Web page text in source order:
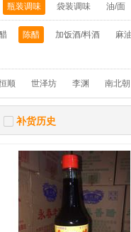
瓶装调味 袋装调味 油/面
陈醋 加饭酒/料酒 麻
顺 世泽坊 李渊 南北朝
 补货历史